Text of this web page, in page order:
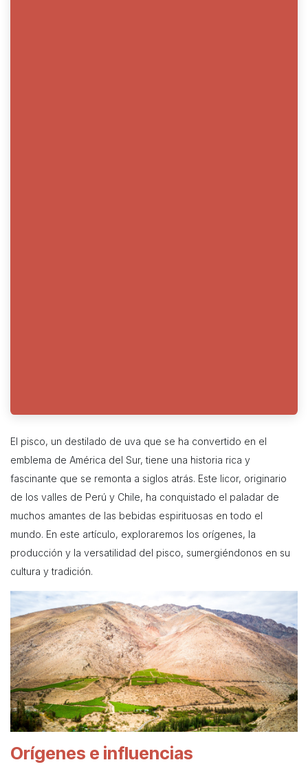
El pisco, un destilado de uva que se ha convertido en el
emblema de América del Sur, tiene una historia rica y
fascinante que se remonta a siglos atrás. Este licor, originario
de los valles de Perú y Chile, ha conquistado el paladar de
muchos amantes de las bebidas espirituosas en todo el
mundo. En este artículo, exploraremos los orígenes, la
producción y la versatilidad del pisco, sumergiéndonos en su
cultura y tradición.
Orígenes e influencias